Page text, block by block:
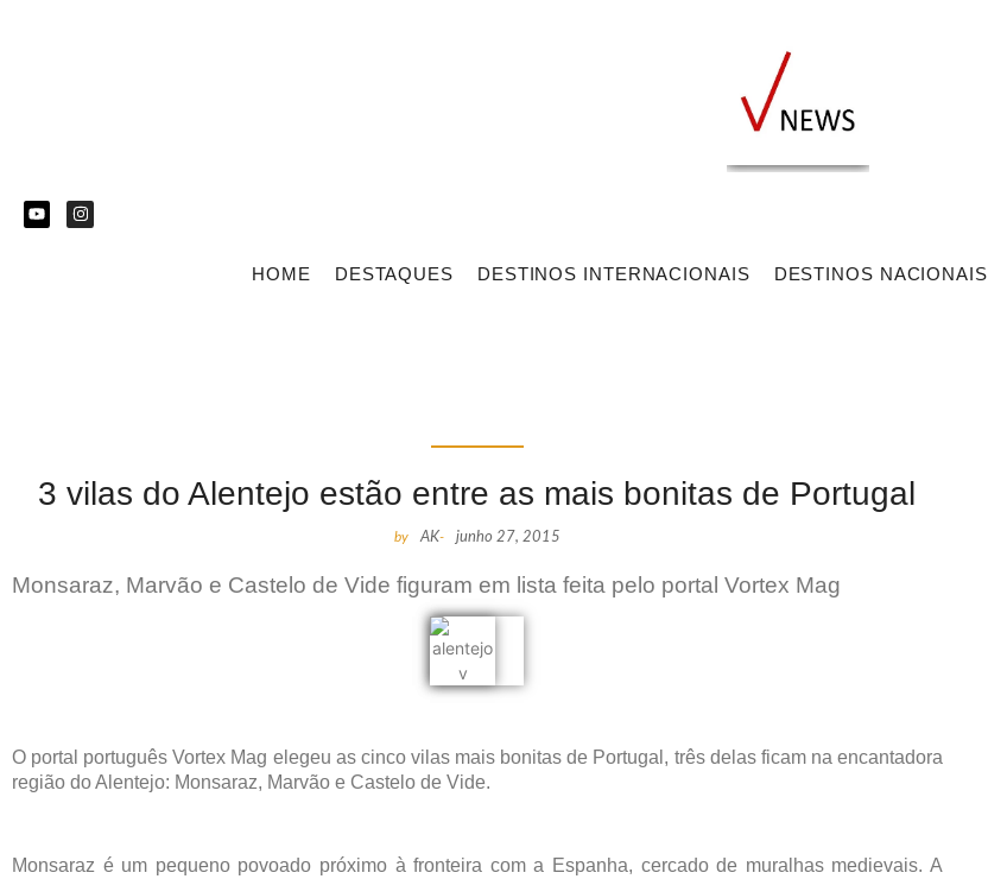
HOME DESTAQUES DESTINOS INTERNACIONAIS DESTINOS NACIONAIS
3 vilas do Alentejo estão entre as mais bonitas de Portugal
by AK- junho 27, 2015
Monsaraz, Marvão e Castelo de Vide figuram em lista feita pelo portal Vortex Mag
O portal português Vortex Mag elegeu as cinco vilas mais bonitas de Portugal, três delas ficam na encantadora
região do Alentejo: Monsaraz, Marvão e Castelo de Vide.
Monsaraz é um pequeno povoado próximo à fronteira com a Espanha, cercado de muralhas medievais. A